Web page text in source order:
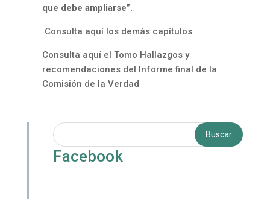
que debe ampliarse”.
Consulta aquí los demás capítulos
Consulta aquí el Tomo Hallazgos y
recomendaciones del Informe final de la
Comisión de la Verdad
Facebook